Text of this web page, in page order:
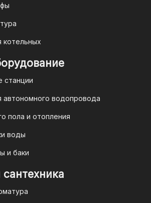
условия гарантии
com Россия" Вы можете
в том, что мы действуем
Российской
и Ваши права, как
техники (котлы, газовые
вызывать
из
котельных
станции
водопровода
пола и отопления
воды
и баки